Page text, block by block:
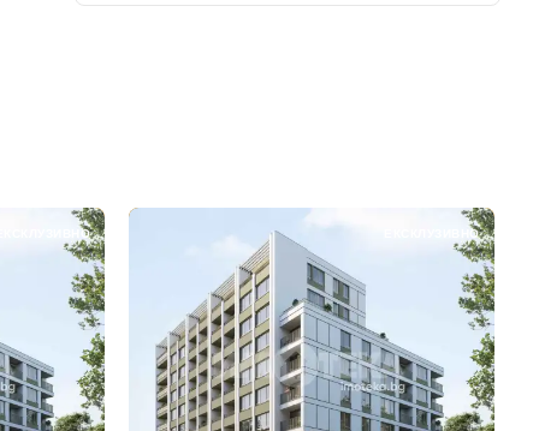
ЕКСКЛУЗИВНО ЕКСКЛУЗИВНО